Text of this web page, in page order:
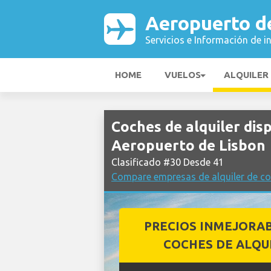
Aeropuerto
Servicios e Información de
HOME VUELOS ALQUILER
Coches de alquiler
Aeropuerto de Lisbon
Clasificado #30 Desde 41
Compare empresas de alquiler de
PRECIOS
COCHES DE